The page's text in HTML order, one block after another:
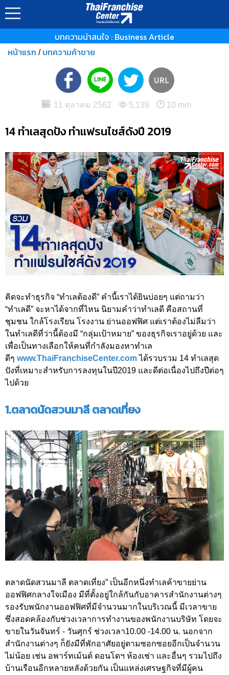
บทความน่าสนใจ : Business Article
หน้าแรก / บทความค้าขาย
11 ตุลาคม 2562 5,139 10 min
14 ทำเลสุดปัง ทำแฟรนไชส์ดังปี 2019
คิดจะทำธุรกิจ “ทำเลต้องดี” คำนี้เราได้ยินบ่อยๆ แต่ถามว่า
“ทำเลดี” จะหาได้จากที่ไหน นิยามคำว่าทำเลดี คือสถานที่
ชุมชน ใกล้โรงเรียน โรงงาน ย่านออฟฟิศ แต่เราต้องไม่ลืมว่า
ในทำเลดีที่ว่านี้ต้องมี “กลุ่มเป้าหมาย” ของธุรกิจเราอยู่ด้วย และ
เพื่อเป็นทางเลือกให้คนที่กำลังมองหาทำเล
ดีๆ www.ThaiFranchiseCenter.comได้รวบรวม 14 ทำเลสุด
ปังที่เหมาะสำหรับการลงทุนในปี2019 และดีต่อเนื่องไปถึงปีต่อๆ
ไปด้วย
1.ตลาดนัดสวนมาลี ตลาดเที่ยง
ตลาดนัดสวนมาลี ตลาดเที่ยง” เป็นอีกหนึ่งทำเลค้าขายย่าน
ออฟฟิศกลางใจเมือง มีที่ตั้งอยู่ใกล้กันกับอาคารสำนักงานต่างๆ
รองรับพนักงานออฟฟิศที่มีจำนวนมากในบริเวณนี้ มีเวลาขาย
ซึ่งสอดคล้องกับช่วงเวลาการทำงานของพนักงานบริษัท โดยจะ
ขายในวันจันทร์ - วันศุกร์ ช่วงเวลา10.00 -14.00 น. นอกจาก
สำนักงานต่างๆ ก็ยังมีที่พักอาศัยอยู่ตามซอกซอยอีกเป็นจำนวน
ไม่น้อย เช่น อพาร์ทเม้นต์ ดอนโดฯ ห้องเช่า และอื่นๆ รวมไปถึง
บ้านเรือนอีกหลายหลังด้วยกัน เป็นแหล่งเศรษฐกิจที่มีผู้คน